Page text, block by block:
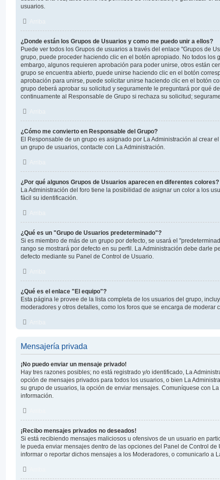
usuarios.
¿Donde están los Grupos de Usuarios y como me puedo unir a ellos?
Puede ver todos los Grupos de usuarios a través del enlace "Grupos de
grupo, puede proceder haciendo clic en el botón apropiado. No todos los
embargo, algunos requieren aprobación para poder unirse, otros están
grupo se encuentra abierto, puede unirse haciendo clic en el botón
aprobación para unirse, puede solicitar unirse haciendo clic en el botón
grupo deberá aprobar su solicitud y seguramente le preguntará por qué
continuamente al Responsable de Grupo si rechaza su solicitud;
¿Cómo me convierto en Responsable del Grupo?
El Responsable de un grupo es asignado por La Administración al crear
un grupo de usuarios, contacte con La Administración.
¿Por qué algunos Grupos de Usuarios aparecen en diferentes colores?
La Administración del foro tiene la posibilidad de asignar un color a los
fácil su identificación.
¿Qué es un "Grupo de Usuarios predeterminado"?
Si es miembro de más de un grupo por defecto, se usará el
rango se mostrará por defecto en su perfil. La Administración debe darle
defecto mediante su Panel de Control de Usuario.
¿Qué es el enlace "El equipo"?
Esta página le provee de la lista completa de los usuarios del grupo,
moderadores y otros detalles, como los foros que se encarga de moderar
Mensajería privada
¡No puedo enviar un mensaje privado!
Hay tres razones posibles; no está registrado y/o identificado, La
opción de mensajes privados para todos los usuarios, o bien La
su grupo de usuarios, la opción de enviar mensajes. Comuníquese con
información.
¡Recibo mensajes privados no deseados!
Si está recibiendo mensajes maliciosos u ofensivos de un usuario en
le pueda enviar mensajes dentro de las opciones del Panel de Control
informar o reportar dichos mensajes a los Moderadores, o comunicarlo a